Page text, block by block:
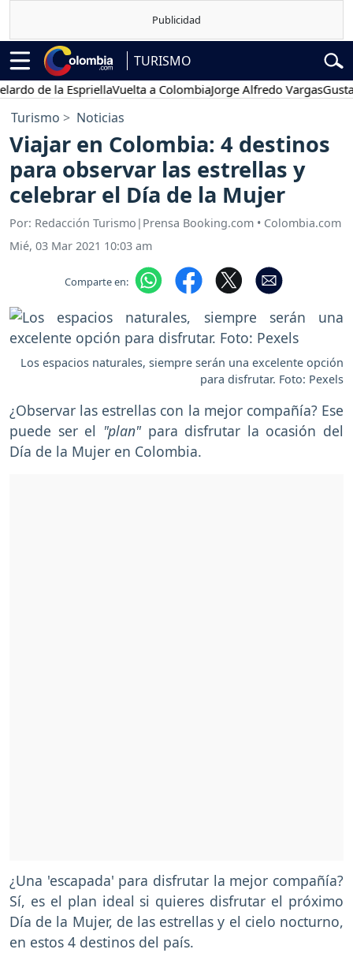
TURISMO
de la EspriellaVuelta a ColombiaJorge Alfredo VargasGustavo
Turismo Noticias
Viajar en Colombia: 4 destinos
para observar las estrellas y
celebrar el Día de la Mujer
Por: Redacción Turismo|Prensa Booking.com • Colombia.com
Mié, 03 Mar 2021 10:03 am
Comparte en:
Los espacios naturales, siempre serán una excelente opción
para disfrutar. Foto: Pexels
¿Observar las estrellas con la mejor compañía? Ese
puede ser el "plan"para disfrutar la ocasión del
Día de la Mujer en Colombia.
¿Una 'escapada' para disfrutar la mejor compañía?
Sí, es el plan ideal si quieres disfrutar el próximo
Día de la Mujer, de las estrellas y el cielo nocturno,
en estos 4 destinos del país.